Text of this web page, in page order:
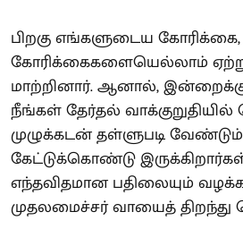
பிறகு எங்களுடைய
கோரிக்கைகளையெல்லாம்
மாற்றினார். ஆனால்,
நீங்கள் தேர்தல்
முழுக்கடன் தள்ளுபடி
கேட்டுக்கொண்டு
எந்தவிதமான பதிலையும்
முதலமைச்சர் வாயைத்